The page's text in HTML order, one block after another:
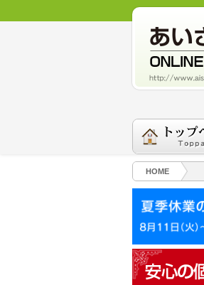
HOME